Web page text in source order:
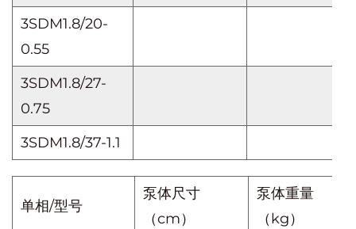
3SDM1.8/20-
0.55
3SDM1.8/27-
0.75
3SDM1.8/37-1.1
单相/型号
泵体尺寸
（cm）
泵体重量
（kg）